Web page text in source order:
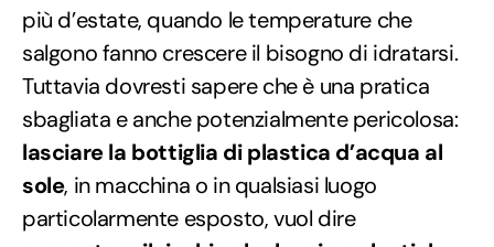
più d’estate, quando le temperature che
salgono fanno crescere il bisogno di idratarsi.
Tuttavia dovresti sapere che è una pratica
sbagliata e anche potenzialmente pericolosa:
lasciare la bottiglia di plastica d’acqua al
sole, in macchina o in qualsiasi luogo
particolarmente esposto, vuol dire